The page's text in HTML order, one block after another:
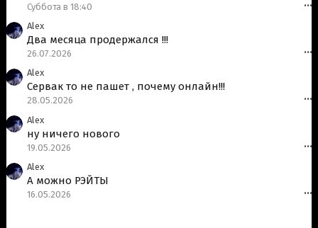
Суббота в 18:40 •••
Alex
Два месяца продержался !!!
26.07.2026 •••
Alex
Сервак то не пашет , почему онлайн!!!
28.05.2026 •••
Alex
ну ничего нового
19.05.2026 •••
Alex
А можно РЭЙТЫ
16.05.2026 •••